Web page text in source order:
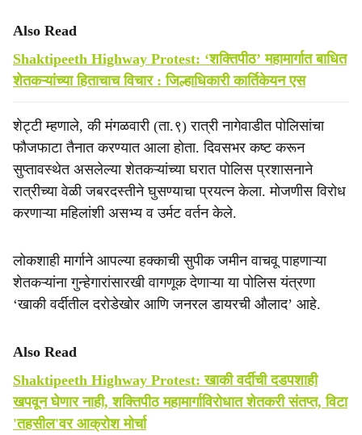
Also Read
Shaktipeeth Highway Protest: ‘शक्तिपीठ’ महामार्गात बाधित
शेतकऱ्यांच्या हिताचाच विचार : जिल्हाधिकारी कार्तिकेयन एस
शेट्टी म्हणाले, की मंगळवारी (ता.९) रात्री नागेवाडीत पोलिसांचा
फौजफाटा तैनात करण्यात आला होता. दिवसभर कष्ट करून
सुप्तावस्थेत असलेल्या शेतकऱ्यांच्या घरात पोलिस प्रशासनाने
रात्रीच्या वेळी जबरदस्तीने घुसण्याचा प्रयत्न केला. मोजणीस विरोध
करणाऱ्या महिलांशी असभ्य व उर्मट वर्तन केले.
लोकशाही मार्गाने आपल्या हक्काची सुपीक जमीन वाचवू पाहणाऱ्या
शेतकऱ्यांना गुन्हेगारांसारखी वागणूक देणाऱ्या या पोलिस यंत्रणा
‘खाकी वर्दीतील दरोडेखोर आणि जनरल डायरची औलाद’ आहे.
Also Read
Shaktipeeth Highway Protest: खाकी वर्दीची दडपशाही
खपवून घेणार नाही, शक्तिपीठ महामार्गाविरोधात शेतकरी संतप्त, विटा
'तहसील'वर आक्रोश मोर्चा